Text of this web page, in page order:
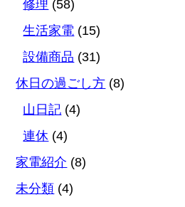
修理 (58)
生活家電 (15)
設備商品 (31)
休日の過ごし方 (8)
山日記 (4)
連休 (4)
家電紹介 (8)
未分類 (4)